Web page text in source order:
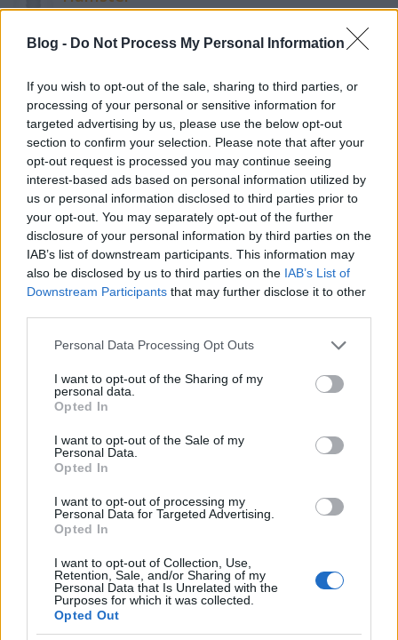
Blog - Do Not Process My Personal Information
If you wish to opt-out of the sale, sharing to third parties, or
processing of your personal or sensitive information for
targeted advertising by us, please use the below opt-out
section to confirm your selection. Please note that after your
opt-out request is processed you may continue seeing
interest-based ads based on personal information utilized by
us or personal information disclosed to third parties prior to
your opt-out. You may separately opt-out of the further
disclosure of your personal information by third parties on the
IAB’s list of downstream participants. This information may
also be disclosed by us to third parties on the IAB’s List of
Downstream Participants that may further disclose it to other
Please note that this website/app uses one or more Google
not limited to your visit or usage behaviour. You may click to
grant or deny consent to Google and its third-party tags to
use your data for below specified purposes in below Google
consent section.
Personal Data Processing Opt Outs
I want to opt-out of the Sharing of my
personal data.
Opted In
I want to opt-out of the Sale of my
Personal Data.
Opted In
I want to opt-out of processing my
Personal Data for Targeted Advertising.
Opted In
I want to opt-out of Collection, Use,
Retention, Sale, and/or Sharing of my
Personal Data that Is Unrelated with the
Purposes for which it was collected.
Opted Out
@Flankerr: A felnőttek azt mondták, hogy ott
ötemeletes házakat terveztek, aztán a valóságban 11
emeletesek lettek, ugyanakkora úthálózat mellett. Ez
annyira gond volt már akkor, hogy a felsőbb
részeken volt, ahol játszótér helyett eleve parkolót
raktak a házak mögé.
Később az utolsó házak (érdekes módon nem
legfelül, pedig a telep lentről felfelé épült) már
tényleg alacsonyak voltak, de akkor már mindegy
volt.
az autózásban, hogy elég sz*r volt a
tömegközlekedés. Volt ugyan a 153-as, aztán 139-
esből kettő is, de elég ritkán jártak, így aztán
tömöttek voltak. Egy haverom ki is jelentette még
gimnázium másodikban, hogy amint
megcsinálhatja a jogsit, meg is csinálja, vesz egy
Trabantot, és nem száll többet buszra. Szerintem
sokan voltak így. A fél ott töltött életemet a
buszmegállóban várakozva töltöttem,
gimnáziumban sokszor inkább legyalogoltam az
Oszt(y)apenkóig vagy egészen a gimnáziumig,
annyira utáltam a buszozást. Bezzeg most a 139-es
közvetlenül a Moszkvára, a 8E meg közvetlenül a
Rákóczi útra visz, valószínűleg jobb így, pláne, hogy